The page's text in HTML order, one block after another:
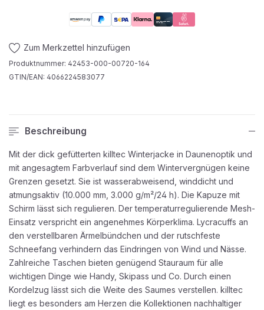
Zum Merkzettel hinzufügen
Produktnummer: 42453-000-00720-164
GTIN/EAN: 4066224583077
Beschreibung
Mit der dick gefütterten killtec Winterjacke in Daunenoptik und
mit angesagtem Farbverlauf sind dem Wintervergnügen keine
Grenzen gesetzt. Sie ist wasserabweisend, winddicht und
atmungsaktiv (10.000 mm, 3.000 g/m²/24 h). Die Kapuze mit
Schirm lässt sich regulieren. Der temperaturregulierende Mesh-
Einsatz verspricht ein angenehmes Körperklima. Lycracuffs an
den verstellbaren Ärmelbündchen und der rutschfeste
Schneefang verhindern das Eindringen von Wind und Nässe.
Zahlreiche Taschen bieten genügend Stauraum für alle
wichtigen Dinge wie Handy, Skipass und Co. Durch einen
Kordelzug lässt sich die Weite des Saumes verstellen. killtec
liegt es besonders am Herzen die Kollektionen nachhaltiger